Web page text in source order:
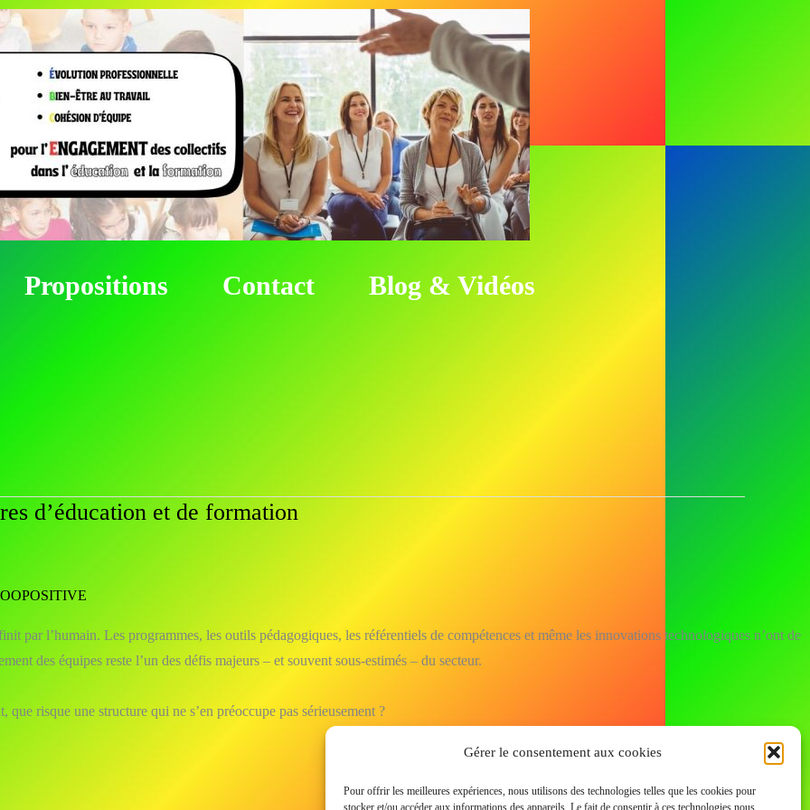
Gérer le consentement aux cookies
Pour offrir les meilleures expériences, nous utilisons des technologies telles que les cookies pour
stocker et/ou accéder aux informations des appareils. Le fait de consentir à ces technologies nous
Propositions Contact Blog & Vidéos
d’éducation et de formation
par l’humain. Les programmes, les outils pédagogiques, les référentiels de compétences et même les innovations technologiques n’ont de
des équipes reste l’un des défis majeurs – et souvent sous-estimés – du secteur.
risque une structure qui ne s’en préoccupe pas sérieusement ?